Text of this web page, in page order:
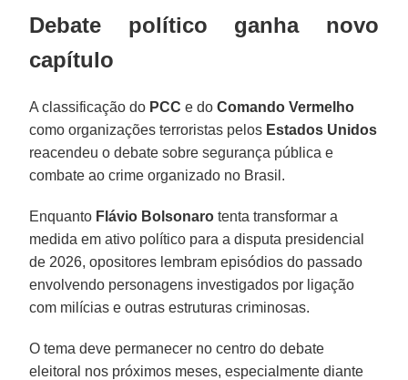
Debate político ganha novo
capítulo
A classificação do PCC e doComando Vermelho
como organizações terroristas pelos Estados Unidos
reacendeu o debate sobre segurança pública e
combate ao crime organizado no Brasil.
Enquanto Flávio Bolsonaro tenta transformar a
medida em ativo político para a disputa presidencial
de 2026, opositores lembram episódios do passado
envolvendo personagens investigados por ligação
com milícias e outras estruturas criminosas.
O tema deve permanecer no centro do debate
eleitoral nos próximos meses, especialmente diante